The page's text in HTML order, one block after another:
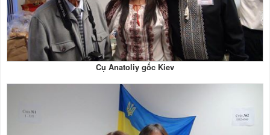
Cụ Anatoliy gốc Kiev